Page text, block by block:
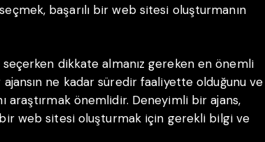
başarılı bir web sitesi oluşturmanın
seçerken dikkate almanız gereken en önemli
ne kadar süredir faaliyette olduğunu ve
araştırmak önemlidir. Deneyimli bir ajans,
web sitesi oluşturmak için gerekli bilgi ve